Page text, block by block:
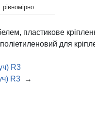
рівномірно
пластикове
для
R3
R3
→